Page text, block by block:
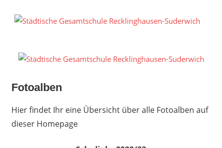
Inhalt
Fotoalben
Hier findet Ihr eine Übersicht über alle Fotoalben auf
dieser Homepage